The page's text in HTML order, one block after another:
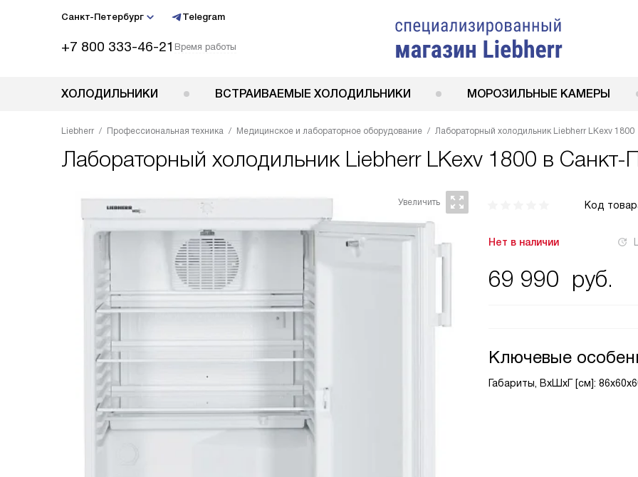
Санкт-Петербург Telegram
+7 800 333-46-21 Время работы
ХОЛОДИЛЬНИКИ ВСТРАИВАЕМЫЕ ХОЛОДИЛЬНИКИ МОРОЗИЛЬНЫЕ КАМЕРЫ
Liebherr Профессиональная техника Медицинское и лабораторное оборудование Лабораторный холодильник Liebherr LKexv 1800
Лабораторный холодильник Liebherr LKexv 1800 в Санкт-
Код
Нет в наличии
69 990 руб.
Ключевые
Габариты, ВxШxГ [см]: